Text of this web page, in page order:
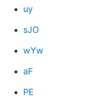
uy
sJO
wYw
aF
PE